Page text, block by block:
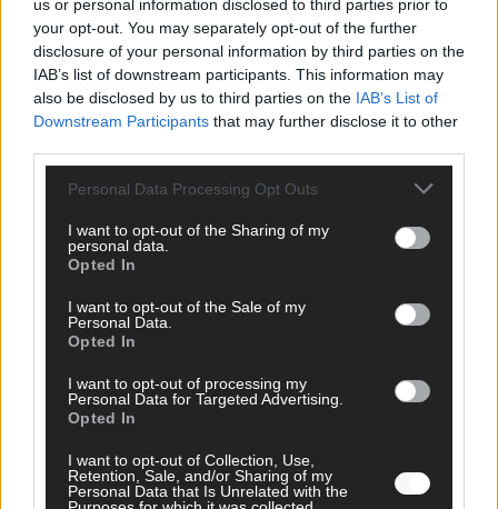
us or personal information disclosed to third parties prior to
your opt-out. You may separately opt-out of the further
disclosure of your personal information by third parties on the
IAB’s list of downstream participants. This information may
also be disclosed by us to third parties on the IAB’s List of
Downstream Participants that may further disclose it to other
Personal Data Processing Opt Outs
I want to opt-out of the Sharing of my
personal data.
Opted In
I want to opt-out of the Sale of my
Personal Data.
Opted In
I want to opt-out of processing my
Personal Data for Targeted Advertising.
Opted In
I want to opt-out of Collection, Use,
Retention, Sale, and/or Sharing of my
Personal Data that Is Unrelated with the
FOLGE UNS BEI FACEBOOK
MEDIATHEK
Germany’s Next Topmodel: Zoe am Boden zerstört:
Können die anderen Models sie beruhigen?
Germany’s Next Topmodel: Sensation! Klaas Heufer-
Umlauf verpasst Magdalena einen neuen Look!
The Voice of Germany: „Brutal gut gesungen!“
RAYE